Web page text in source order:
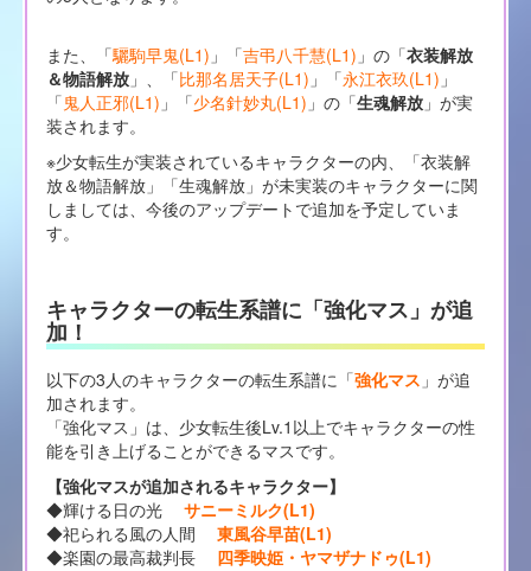
また、「驪駒早鬼(L1) 」「吉弔八千慧(L1) 」の「衣装解放
＆物語解放」、「比那名居天子(L1) 」「永江衣玖(L1) 」
「鬼人正邪(L1) 」「少名針妙丸(L1) 」の「生魂解放」が実
装されます。
※少女転生が実装されているキャラクターの内、「衣装解
放＆物語解放」「生魂解放」が未実装のキャラクターに関
しましては、今後のアップデートで追加を予定していま
す。
キャラクターの転生系譜に「強化マス」が追
加！
以下の3人のキャラクターの転生系譜に「強化マス 」が追
加されます。
「強化マス」は、少女転生後Lv.1以上でキャラクターの性
能を引き上げることができるマスです。
【強化マスが追加されるキャラクター】
◆輝ける日の光 サニーミルク(L1)
◆祀られる風の人間 東風谷早苗(L1)
◆楽園の最高裁判長 四季映姫・ヤマザナドゥ(L1)